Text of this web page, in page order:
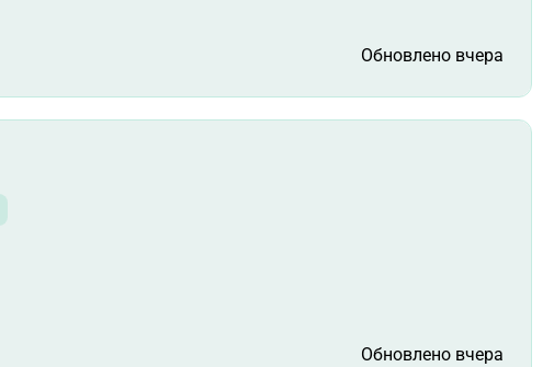
Обновлено вчера
Обновлено вчера